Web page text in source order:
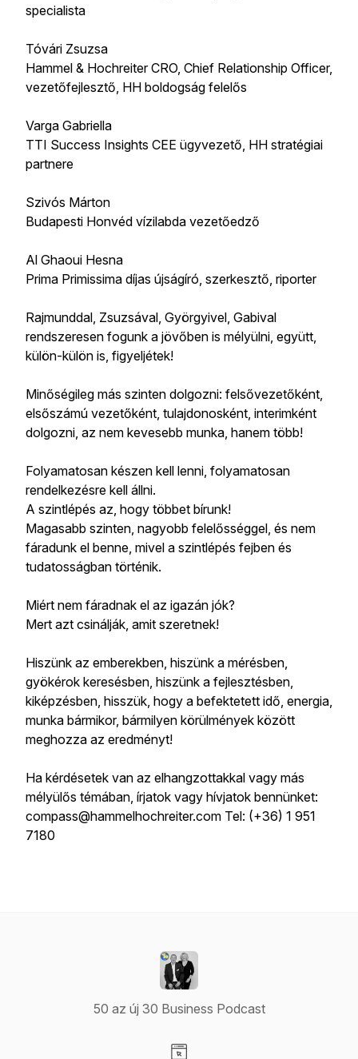
specialista
Tóvári Zsuzsa
Hammel & Hochreiter CRO, Chief Relationship Officer,
vezetőfejlesztő, HH boldogság felelős
Varga Gabriella
TTI Success Insights CEE ügyvezető, HH stratégiai
partnere
Szivós Márton
Budapesti Honvéd vízilabda vezetőedző
Al Ghaoui Hesna
Prima Primissima díjas újságíró, szerkesztő, riporter
Rajmunddal, Zsuzsával, Györgyivel, Gabival
rendszeresen fogunk a jövőben is mélyülni, együtt,
külön-külön is, figyeljétek!
Minőségileg más szinten dolgozni: felsővezetőként,
elsőszámú vezetőként, tulajdonosként, interimként
dolgozni, az nem kevesebb munka, hanem több!
Folyamatosan készen kell lenni, folyamatosan
rendelkezésre kell állni.
A szintlépés az, hogy többet bírunk!
Magasabb szinten, nagyobb felelősséggel, és nem
fáradunk el benne, mivel a szintlépés fejben és
tudatosságban történik.
Miért nem fáradnak el az igazán jók?
Mert azt csinálják, amit szeretnek!
Hiszünk az emberekben, hiszünk a mérésben,
gyökérok keresésben, hiszünk a fejlesztésben,
kiképzésben, hisszük, hogy a befektetett idő, energia,
munka bármikor, bármilyen körülmények között
meghozza az eredményt!
Ha kérdésetek van az elhangzottakkal vagy más
mélyülős témában, írjatok vagy hívjatok bennünket:
compass@hammelhochreiter.com Tel: (+36) 1 951
7180
50 az új 30 Business Podcast